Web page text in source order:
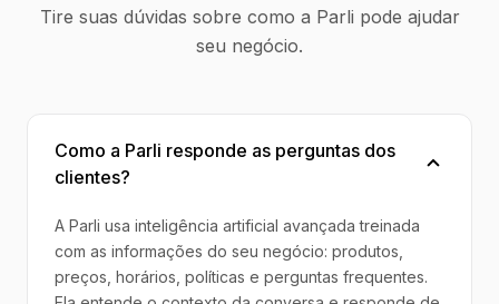
Tire suas dúvidas sobre como a Parli pode ajudar
seu negócio.
Como a Parli responde as perguntas dos
clientes?
A Parli usa inteligência artificial avançada treinada
com as informações do seu negócio: produtos,
preços, horários, políticas e perguntas frequentes.